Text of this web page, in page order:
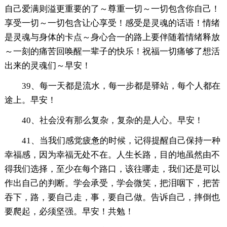
自己爱满则溢更重要的了～尊重一切～一切包含你自己！
享受一切～一切包含让心享受！感受是灵魂的话语！情绪
是灵魂与身体的卡点～身心合一的路上要伴随着情绪释放
～一刻的痛苦回唤醒一辈子的快乐！祝福一切痛够了想活
出来的灵魂们～早安！
39、每一天都是流水，每一步都是驿站，每个人都在
途上。早安！
40、社会没有那么复杂，复杂的是人心。早安！
41、当我们感觉疲惫的时候，记得提醒自己保持一种
幸福感，因为幸福无处不在。人生长路，目的地虽然由不
得我们选择，至少在每个路口，该往哪走，我们还是可以
作出自己的判断。学会承受，学会微笑，把泪咽下，把苦
吞下，路，要自己走，事，要自己做。告诉自己，摔倒也
要爬起，必须坚强。早安！共勉！